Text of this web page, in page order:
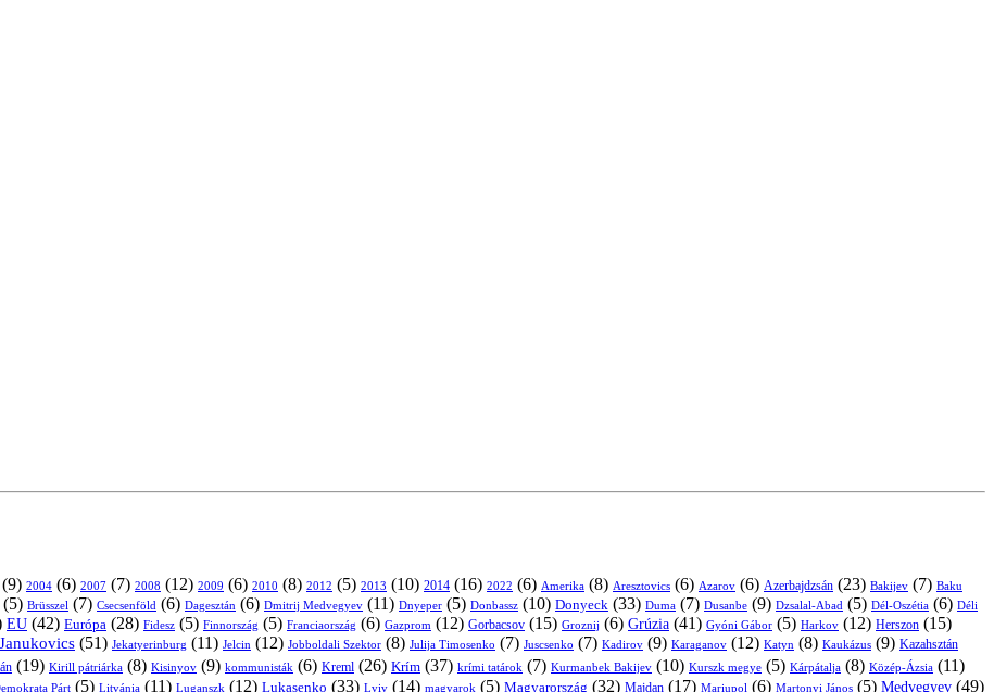
(9) 2004 (6) 2007 (7) 2008 (12) 2009 (6) 2010 (8) 2012 (5) 2013 (10) 2014 (16) 2022 (6) Amerika (8) Aresztovics (6) Azarov (6) Azerbajdzsán (23) Bakijev (7) Baku
(5) Brüsszel (7) Csecsenföld (6) Dagesztán (6) Dmitrij Medvegyev (11) Dnyeper (5) Donbassz (10) Donyeck (33) Duma (7) Dusanbe (9) Dzsalal-Abad (5) Dél-Oszétia (6) Déli
EU (42) Európa (28) Fidesz (5) Finnország (5) Franciaország (6) Gazprom (12) Gorbacsov (15) Groznij (6) Grúzia (41) Gyóni Gábor (5) Harkov (12) Herszon (15)
Janukovics (51) Jekatyerinburg (11) Jelcin (12) Jobboldali Szektor (8) Julija Timosenko (7) Juscsenko (7) Kadirov (9) Karaganov (12) Katyn (8) Kaukázus (9) Kazahsztán
(19) Kirill pátriárka (8) Kisinyov (9) kommunisták (6) Kreml (26) Krím (37) krími tatárok (7) Kurmanbek Bakijev (10) Kurszk megye (5) Kárpátalja (8) Közép-Ázsia (11)
Párt (5) Litvánia (11) Luganszk (12) Lukasenko (33) Lviv (14) magyarok (5) Magyarország (32) Majdan (17) Mariupol (6) Martonyi János (5) Medvegyev (49)